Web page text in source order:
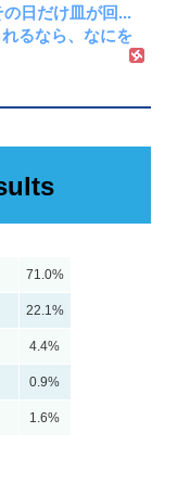
日だけ皿が回...
るなら、なにを
71.0%
22.1%
4.4%
0.9%
1.6%